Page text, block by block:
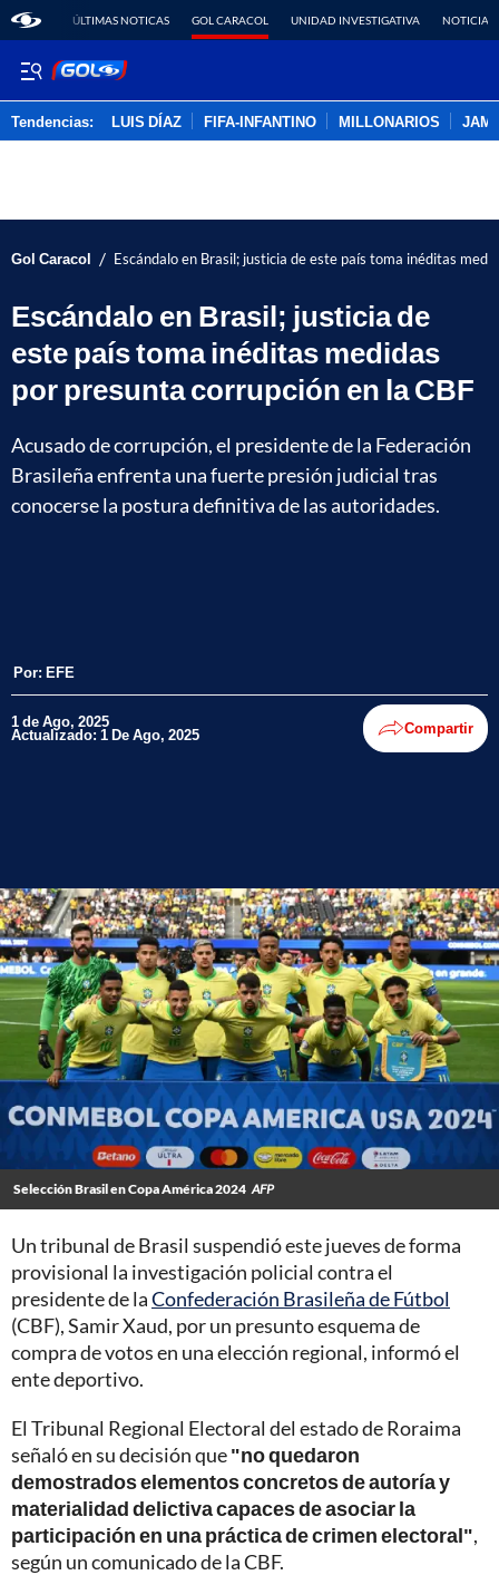
ÚLTIMAS NOTICAS GOL CARACOL UNIDAD INVESTIGATIVA NOTICIAS
Tendencias: LUIS DÍAZ FIFA-INFANTINO MILLONARIOS
Gol Caracol / Escándalo en Brasil; justicia de este país toma inéditas
Escándalo en Brasil; justicia de
este país toma inéditas medidas
por presunta corrupción en la CBF
Acusado de corrupción, el presidente de la Federación
Brasileña enfrenta una fuerte presión judicial tras
conocerse la postura definitiva de las autoridades.
Por: EFE
1 de Ago, 2025
Actualizado: 1 De Ago, 2025 Compartir
Selección Brasil en Copa América 2024 AFP
Un tribunal de Brasil suspendió este jueves de forma
provisional la investigación policial contra el
presidente de laConfederación Brasileña de Fútbol
(CBF), Samir Xaud, por un presunto esquema de
compra de votos en una elección regional, informó el
ente deportivo.
El Tribunal Regional Electoral del estado de Roraima
señaló en su decisión que"no quedaron
demostrados elementos concretos de autoría y
materialidad delictiva capaces de asociar la
participación en una práctica de crimen electoral",
según un comunicado de la CBF.